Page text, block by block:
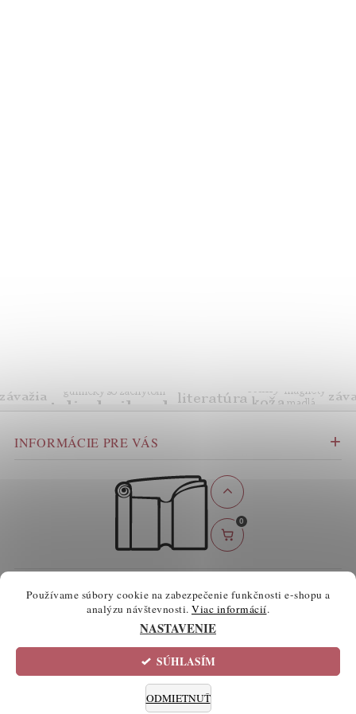
INFORMÁCIE PRE VÁS
0
atelierknihy.sk, všetky práva vyhradené
Informácie o súboroch cookie
Upraviť nastavenie cookies
Používame súbory cookie na zabezpečenie funkčnosti e-shopu a
analýzu návštevnosti. Viac informácií.
NASTAVENIE
ODMIETNUŤ
SÚHLASÍM